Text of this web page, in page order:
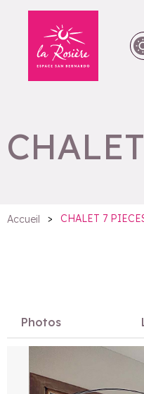
Accueil > CHALET 7
Photos